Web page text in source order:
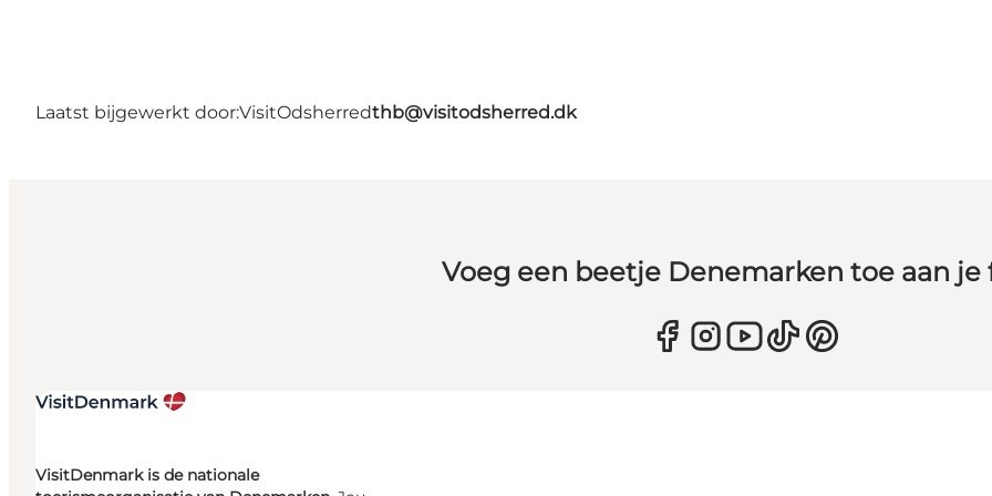
Laatst bijgewerkt door:VisitOdsherredthb@visitodsherred.dk
Voeg een beetje Denemarken toe aan je
VisitDenmark is de nationale